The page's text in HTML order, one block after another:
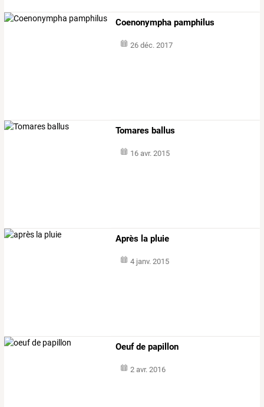
Coenonympha pamphilus
26 déc. 2017
Tomares ballus
16 avr. 2015
Après la pluie
4 janv. 2015
Oeuf de papillon
2 avr. 2016